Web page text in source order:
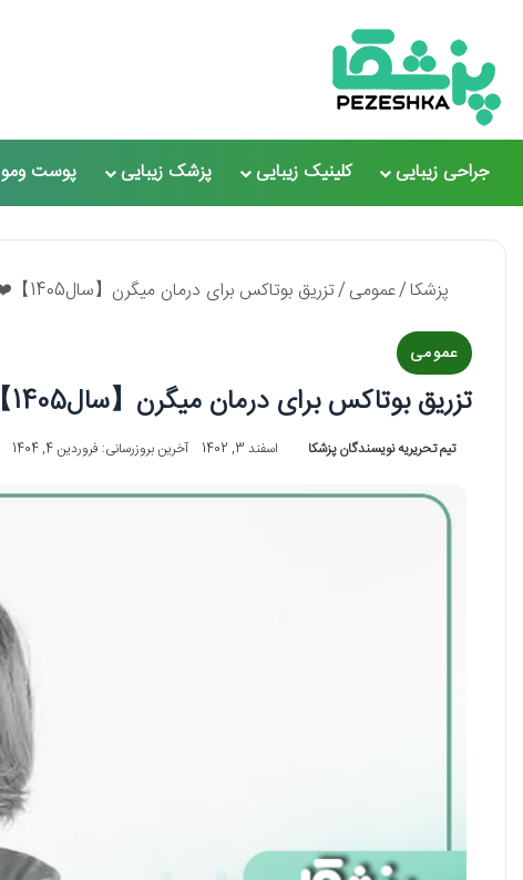
جراحی زیبایی کلینیک زیبایی پزشک زیبایی پوست ومو
پزشکا/عمومی/تزریق بوتاکس برای درمان میگرن【سال1405】❤️
عمومی
تزریق بوتاکس برای درمان میگرن【سال1405】❤️
تیم تحریریه نویسندگان پزشکا اسفند 3, 1402 آخرین بروزرسانی: فروردین 4, 1404